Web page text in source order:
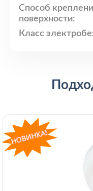
Способ
поверхности:
Класс